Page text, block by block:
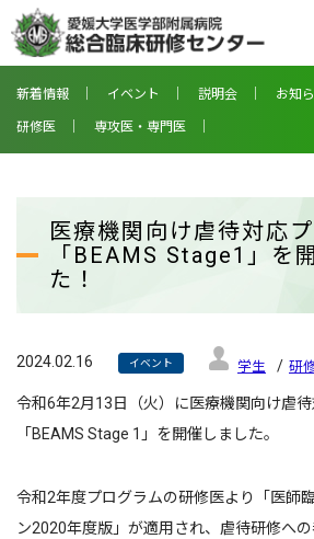
新着情報 イベント 説明会 お知
研修医 専攻医・専門医
医療機関向け虐待対応
「BEAMS Stage1」を
た！
2024.02.16 イベント 学生 研
令和6年2月13日（火）に医療機関向け虐
「BEAMS Stage 1」を開催しました。
令和2年度プログラムの研修医より「医師
ン2020年度版」が適用され、虐待研修への